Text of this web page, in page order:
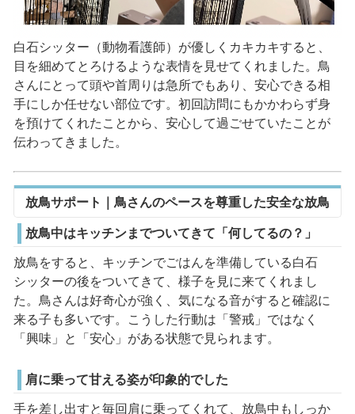
白石シッター（動物看護師）が優しくカキカキすると、
目を細めてとろけるような表情を見せてくれました。鳥
さんにとって頭や首周りは急所でもあり、安心できる相
手にしか任せない部位です。初回訪問にもかかわらず身
を預けてくれたことから、安心して過ごせていたことが
伝わってきました。
放鳥サポート｜鳥さんのペースを尊重した安全な放鳥
放鳥中はキッチンまでついてきて「何してるの？」
放鳥をすると、キッチンでごはんを準備している白石
シッターの後をついてきて、様子を見に来てくれまし
た。鳥さんは好奇心が強く、気になる音がすると確認に
来る子も多いです。こうした行動は「警戒」ではなく
「興味」と「安心」がある状態で見られます。
肩に乗って甘える姿が印象的でした
手を差し出すと毎回肩に乗ってくれて、放鳥中もしっか